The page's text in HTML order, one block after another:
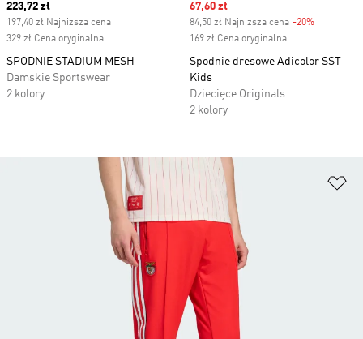
Current price
223,72 zł
197,40 zł Najniższa cena
329 zł Cena oryginalna
SPODNIE STADIUM MESH
Damskie Sportswear
2 kolory
Sale price
67,60 zł
84,50 zł Najniższa cena -20%
169 zł Cena oryginalna
Spodnie dresowe Adicolor SST
Kids
Dziecięce Originals
2 kolory